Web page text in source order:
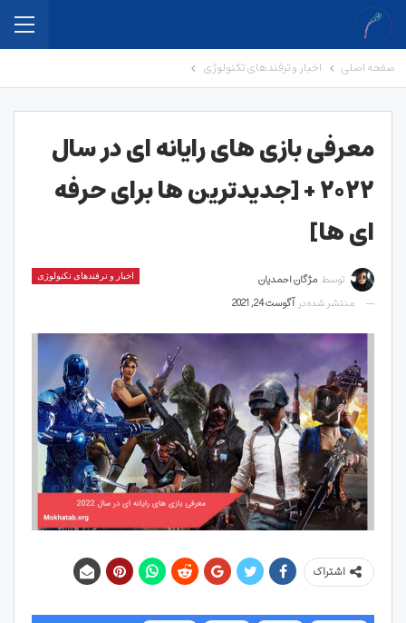
صفحه اصلی اخبار و ترفندهای تکنولوژی
معرفی بازی های رایانه ای در سال
۲۰۲۲ + [جدیدترین ها برای حرفه
ای ها]
اخبار و ترفندهای تکنولوژی توسط مژگان احمدیان
منتشر شده در آگوست 24, 2021
اشتراک